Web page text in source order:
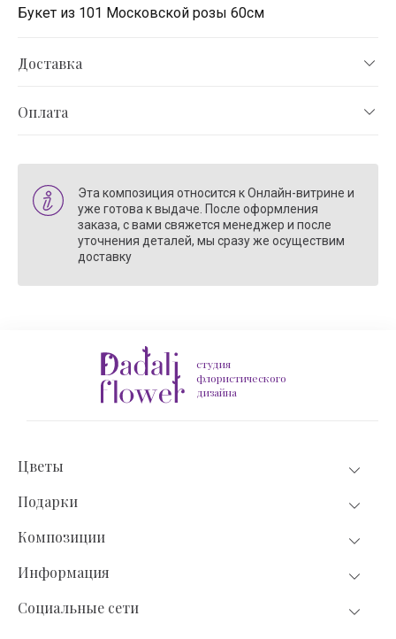
Букет из 101 Московской розы 60см
Доставка
Оплата
Эта композиция относится к Онлайн-витрине и
уже готова к выдаче. После оформления
заказа, с вами свяжется менеджер и после
уточнения деталей, мы сразу же осуществим
доставку
студия
флористического
дизайна
Цветы
Подарки
Композиции
Информация
Социальные сети